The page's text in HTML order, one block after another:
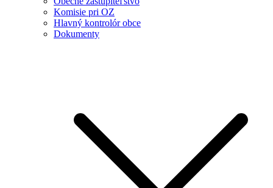
Komisie pri OZ
Hlavný kontrolór obce
Dokumenty